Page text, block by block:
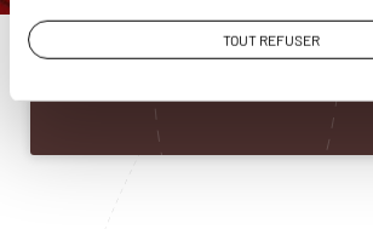
TOUT REFUSER
01 53 10 97